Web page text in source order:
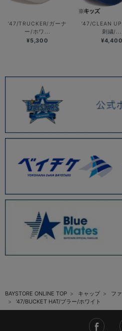
’47/TRUCKER/ガーナ
ー/ホワ...
¥5,300
’47/CLEAN
刺繍/...
¥4,400
BAYSTORE ONLINE TOP キャップ
フ
’47/BUCKET HAT/ブラー/ホワイト